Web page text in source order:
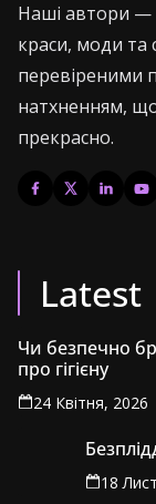
Наші автори —
краси, моди та
перевіреними
натхненням,
прекрасно.
Latest
Чи безпечно
про гігієну
24 Квітня, 2026
18